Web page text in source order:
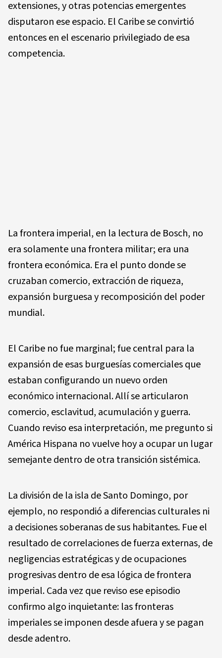
extensiones, y otras potencias emergentes
disputaron ese espacio. El Caribe se convirtió
entonces en el escenario privilegiado de esa
competencia.
La frontera imperial, en la lectura de Bosch, no
era solamente una frontera militar; era una
frontera económica. Era el punto donde se
cruzaban comercio, extracción de riqueza,
expansión burguesa y recomposición del poder
mundial.
El Caribe no fue marginal; fue central para la
expansión de esas burguesías comerciales que
estaban configurando un nuevo orden
económico internacional. Allí se articularon
comercio, esclavitud, acumulación y guerra.
Cuando reviso esa interpretación, me pregunto si
América Hispana no vuelve hoy a ocupar un lugar
semejante dentro de otra transición sistémica.
La división de la isla de Santo Domingo, por
ejemplo, no respondió a diferencias culturales ni
a decisiones soberanas de sus habitantes. Fue el
resultado de correlaciones de fuerza externas, de
negligencias estratégicas y de ocupaciones
progresivas dentro de esa lógica de frontera
imperial. Cada vez que reviso ese episodio
confirmo algo inquietante: las fronteras
imperiales se imponen desde afuera y se pagan
desde adentro.